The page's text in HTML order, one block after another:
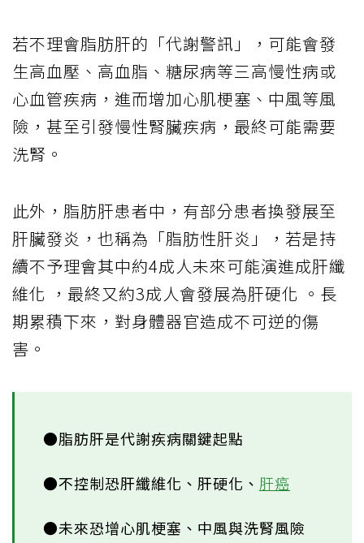
若不理會脂肪肝的「代謝警訊」，可能會發
生高血壓、高血脂、糖尿病等三高慢性病或
心血管疾病，進而增加心肌梗塞、中風等風
險，甚至引發慢性腎臟疾病，最終可能需要
洗腎。
此外，脂肪肝患者中，有部分患者換發展至
肝臟發炎，也稱為「脂肪性肝炎」，若是持
續不予理會其中約4成人未來可能演進成肝纖
維化 ，最終又約3成人會發展為肝硬化 。長
期累積下來，對身體器官造成不可逆的傷
害。
●脂肪肝是代謝疾病關鍵起點
●不控制恐肝纖維化、肝硬化、 肝癌
●未來恐增心肌梗塞、中風與洗腎風險